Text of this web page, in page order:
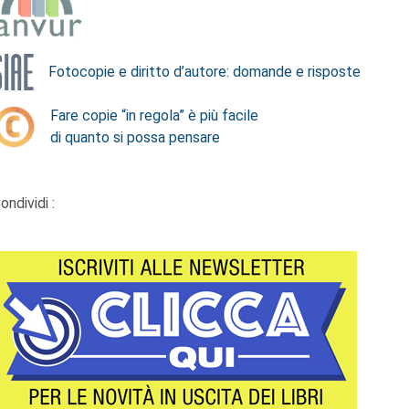
Fotocopie e diritto d’autore: domande e risposte
Fare copie “in regola” è più facile
di quanto si possa pensare
: